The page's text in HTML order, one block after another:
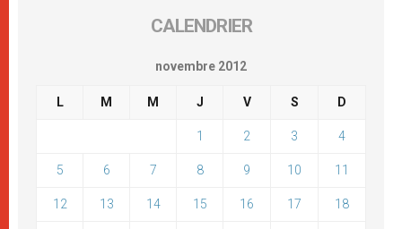
CALENDRIER
novembre 2012
L M M J V S D
1 2 3 4
5 6 7 8 9 10 11
12 13 14 15 16 17 18